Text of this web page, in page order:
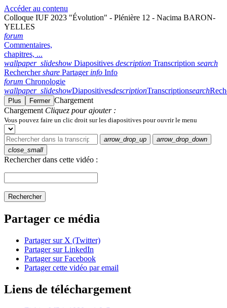
Accéder au contenu
Colloque IUF 2023 "Évolution" - Plénière 12 - Nacima BARON-
YELLES
forum
Commentaires,
chapitres, ...
wallpaper_slideshow Diapositives description Transcription search
Rechercher share Partager info Info
forum Chronologie
wallpaper_slideshowDiapositivesdescriptionTranscriptionsearch
Plus Fermer Chargement
Chargement Cliquez pour ajouter :
Vous pouvez faire un clic droit sur les diapositives pour ouvrir le menu
arrow_drop_up
arrow_drop_down
close_small
Rechercher dans cette vidéo :
Rechercher
Partager ce média
Partager sur X (Twitter)
Partager sur LinkedIn
Partager sur Facebook
Partager cette vidéo par email
Liens de téléchargement